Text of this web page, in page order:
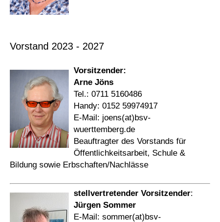
Vorstand 2023 - 2027
Vorsitzender:
Arne Jöns
Tel.: 0711 5160486
Handy: 0152 59974917
E-Mail: joens(at)bsv-
wuerttemberg.de
Beauftragter des Vorstands für
Öffentlichkeitsarbeit, Schule &
Bildung sowie Erbschaften/Nachlässe
stellvertretender Vorsitzender:
Jürgen Sommer
E-Mail: sommer(at)bsv-